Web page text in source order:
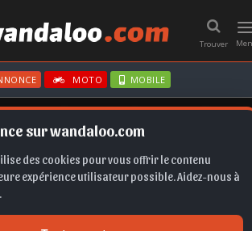
sur wandaloo.com
des cookies pour vous offrir le contenu
expérience utilisateur possible. Aidez-nous à
Trouver
MOTO MOBILE
A6